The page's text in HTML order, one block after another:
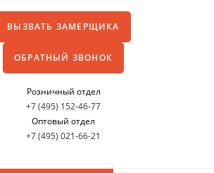
ВЫЗВАТЬ ЗАМЕРЩИКА
ОБРАТНЫЙ ЗВОНОК
Розничный отдел
+7 (495) 152-46-77
Оптовый отдел
+7 (495) 021-66-21